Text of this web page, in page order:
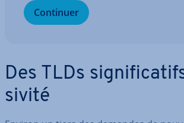
Continuer
Des TLDs
si­vité